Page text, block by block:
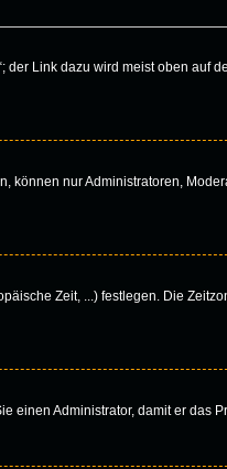
Link dazu wird meist oben auf
können nur Administratoren,
Zeit, ...) festlegen. Die
einen Administrator, damit er das